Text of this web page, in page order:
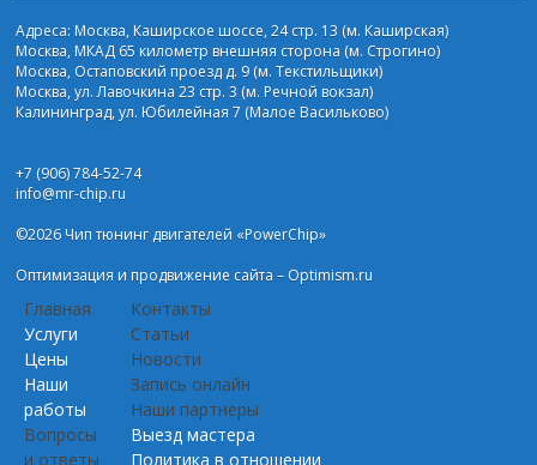
Адреса: Москва, Каширское шоссе, 24 стр. 13 (м. Каширская)
Москва, МКАД 65 километр внешняя сторона (м. Строгино)
Москва, Остаповский проезд д. 9 (м. Текстильщики)
Москва, ул. Лавочкина 23 стр. 3 (м. Речной вокзал)
Калининград, ул. Юбилейная 7 (Малое Васильково)
+7 (906) 784-52-74
info@mr-chip.ru
©2026 Чип тюнинг двигателей «PowerChip»
Оптимизация и продвижение сайта – Optimism.ru
Главная
Услуги
Цены
Наши
работы
Вопросы
и ответы
Контакты
Статьи
Новости
Запись онлайн
Наши партнеры
Выезд мастера
Политика в отношении